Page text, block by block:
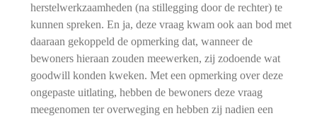
herstelwerkzaamheden (na stillegging door de rechter) te
kunnen spreken. En ja, deze vraag kwam ook aan bod met
daaraan gekoppeld de opmerking dat, wanneer de
bewoners hieraan zouden meewerken, zij zodoende wat
goodwill konden kweken. Met een opmerking over deze
ongepaste uitlating, hebben de bewoners deze vraag
meegenomen ter overweging en hebben zij nadien een